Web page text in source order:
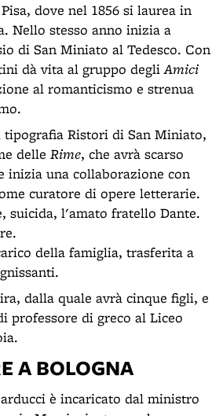
dove nel 1856 si laurea in
Nello stesso anno inizia a
di San Miniato al Tedesco. Con
dà vita al gruppo degliAmici
al romanticismo e strenua
tipografia Ristori di San Miniato,
delle Rime, che avrà scarso
inizia una collaborazione con
curatore di opere letterarie.
suicida, l'amato fratello Dante.
della famiglia, trasferita a
dalla quale avrà cinque figli, e
professore di greco al Liceo
A BOLOGNA
è incaricato dal ministro